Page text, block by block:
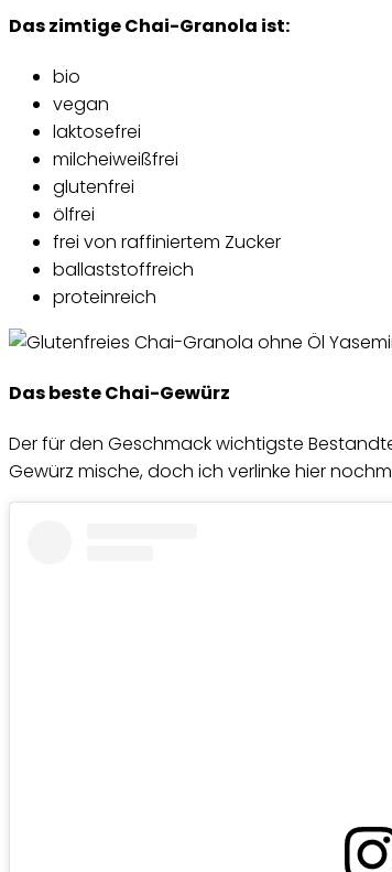
Das zimtige Chai-Granola ist:
bio
vegan
laktosefrei
milcheiweißfrei
glutenfrei
ölfrei
frei von raffiniertem Zucker
ballaststoffreich
proteinreich
Das beste Chai-Gewürz
Der für den Geschmack wichtigste
Gewürz mische, doch ich verlinke hier